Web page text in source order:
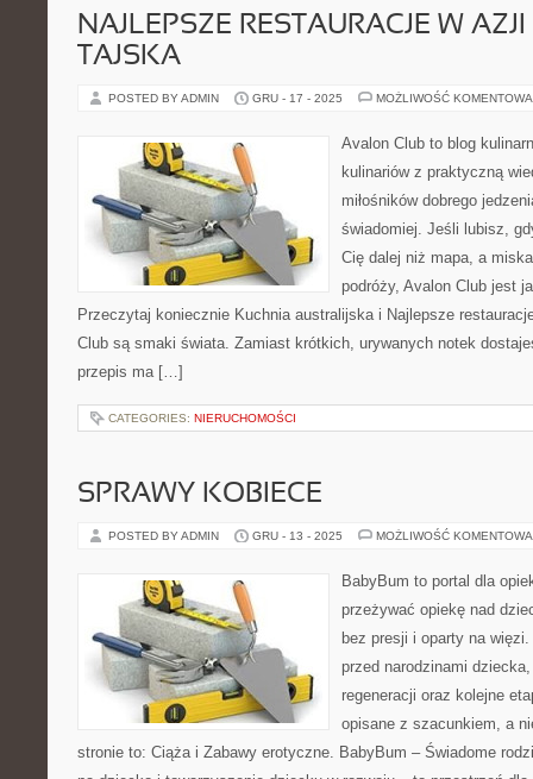
NAJLEPSZE RESTAURACJE W
TAJSKA
POSTED BY ADMIN GRU - 17 - 2025 MOŻLIWOŚĆ
Avalon Club to blog
kulinariów z praktyczną
miłośników dobrego
świadomiej. Jeśli lubisz,
Cię dalej niż mapa, a
podróży, Avalon Club jest
Przeczytaj koniecznie Kuchnia australijska i Najlepsze
Club są smaki świata. Zamiast krótkich, urywanych notek
przepis ma […]
CATEGORIES: NIERUCHOMOŚCI
SPRAWY KOBIECE
POSTED BY ADMIN GRU - 13 - 2025 MOŻLIWOŚĆ
BabyBum to portal dla
przeżywać opiekę nad
bez presji i oparty na
przed narodzinami
regeneracji oraz kolejne
opisane z szacunkiem, a
stronie to: Ciąża i Zabawy erotyczne. BabyBum – Świadome